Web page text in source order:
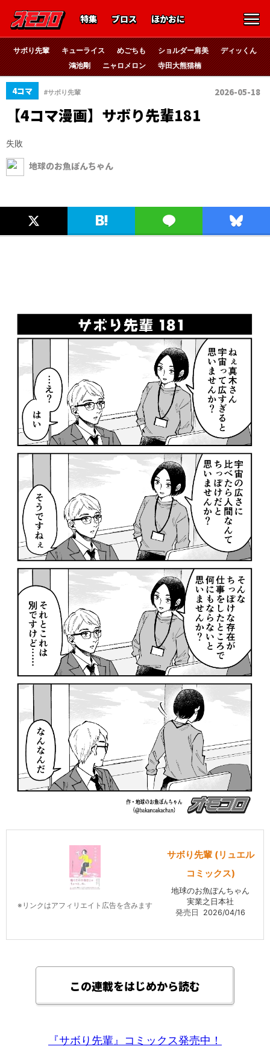
特集 ブロス ほかおに
サボり先輩 キューライス めごちも ショルダー肩美
ディッくん
鴻池剛
ニャロメロン 寺田大熊猫楠
4コマ #サボり先輩 2026-05-18
【4コマ漫画】サボり先輩181
失敗
地球のお魚ぽんちゃん
※リンクはアフィリエイト広告を含みます
サボり先輩 (リュエル
コミックス)
地球のお魚ぽんちゃん
実業之日本社
発売日
2026/04/16
この連載をはじめから読む
『サボり先輩』コミックス発売中！